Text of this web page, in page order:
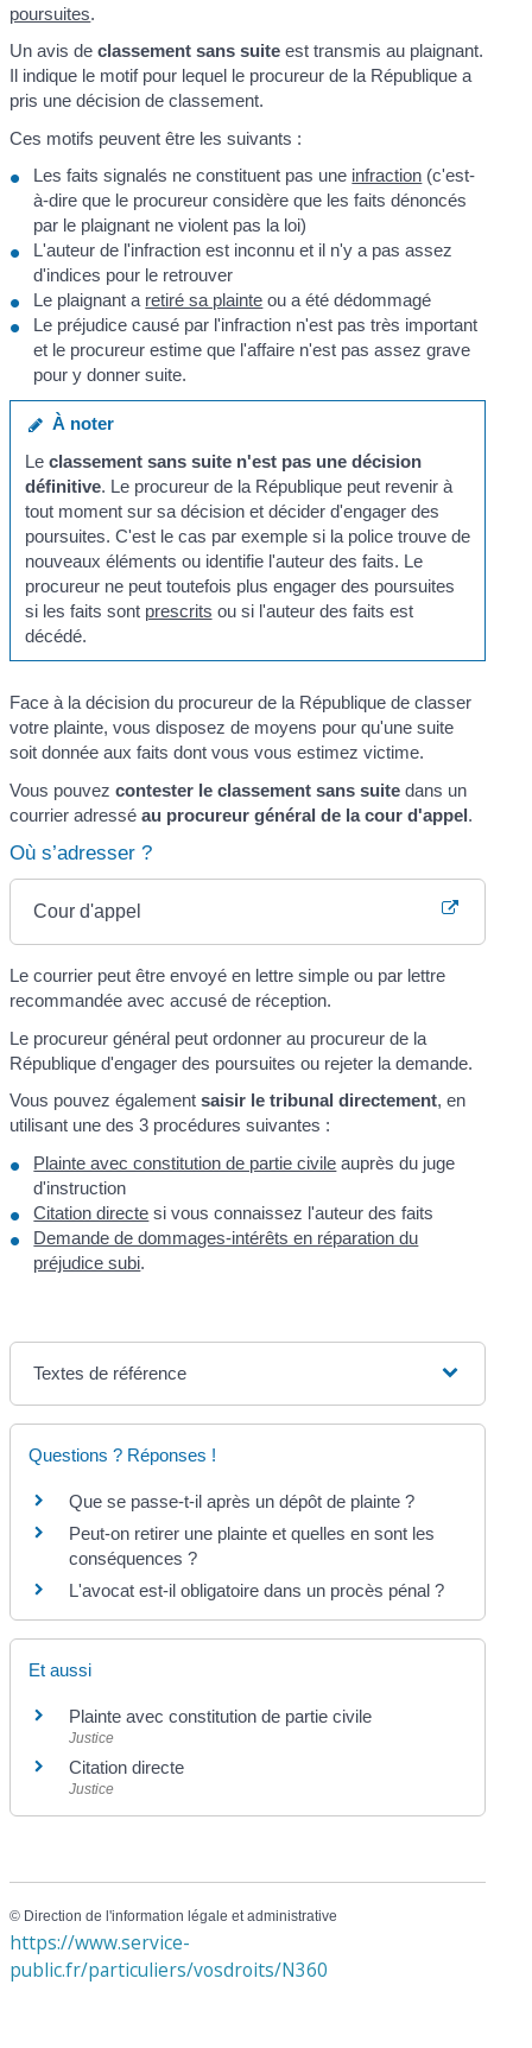
poursuites.
Un avis declassement sans suite est transmis au plaignant.
Il indique le motif pour lequel le procureur de la République a
pris une décision de classement.
Ces motifs peuvent être les suivants :
Les faits signalés ne constituent pas une infraction (c'est-
à-dire que le procureur considère que les faits dénoncés
par le plaignant ne violent pas la loi)
L'auteur de l'infraction est inconnu et il n'y a pas assez
d'indices pour le retrouver
Le plaignant a retiré sa plainte ou a été dédommagé
Le préjudice causé par l'infraction n'est pas très important
et le procureur estime que l'affaire n'est pas assez grave
pour y donner suite.
À noter
Le classement sans suite n'est pas une décision
définitive. Le procureur de la République peut revenir à
tout moment sur sa décision et décider d'engager des
poursuites. C'est le cas par exemple si la police trouve de
nouveaux éléments ou identifie l'auteur des faits. Le
procureur ne peut toutefois plus engager des poursuites
si les faits sont prescrits ou si l'auteur des faits est
décédé.
Face à la décision du procureur de la République de classer
votre plainte, vous disposez de moyens pour qu'une suite
soit donnée aux faits dont vous vous estimez victime.
Vous pouvezcontester leclassement sans suite dans un
courrier adressé au procureur général de la cour d'appel.
Où s’adresser ?
Cour d'appel
Le courrier peut être envoyé en lettre simple ou par lettre
recommandée avec accusé de réception.
Le procureur général peut ordonner au procureur de la
République d'engager des poursuites ou rejeter la demande.
Vous pouvez égalementsaisir le tribunal directement, en
utilisant une des 3 procédures suivantes :
Plainte avec constitution de partie civile auprès du juge
d'instruction
Citation directe si vous connaissez l'auteur des faits
Demande de dommages-intérêts en réparation du
préjudice subi.
Textes de référence
Questions ? Réponses !
Que se passe-t-il après un dépôt de plainte ?
Peut-on retirer une plainte et quelles en sont les
conséquences ?
L'avocat est-il obligatoire dans un procès pénal ?
Et aussi
Plainte avec constitution de partie civile
Justice
Citation directe
Justice
© Direction de l'information légale et administrative
https://www.service-
public.fr/particuliers/vosdroits/N360